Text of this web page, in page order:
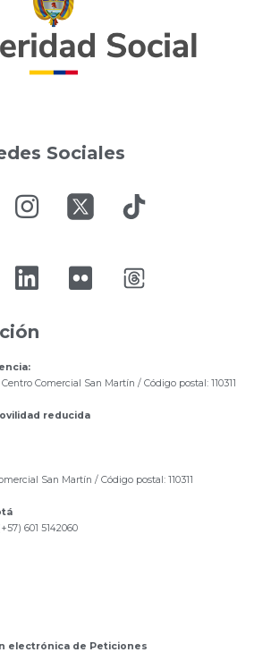
Sociales
Centro Comercial San Martín / Código postal: 110311
reducida
San Martín / Código postal: 110311
601 5142060
electrónica de Peticiones